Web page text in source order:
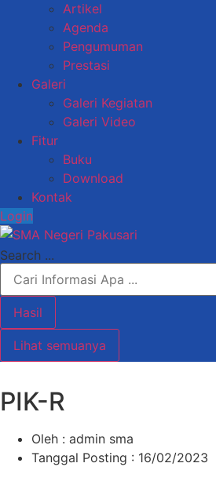
Artikel
Agenda
Pengumuman
Prestasi
Galeri
Galeri Kegiatan
Galeri Video
Fitur
Buku
Download
Kontak
Login
Search ...
Hasil
Lihat semuanya
PIK-R
Oleh : admin sma
Tanggal Posting : 16/02/2023